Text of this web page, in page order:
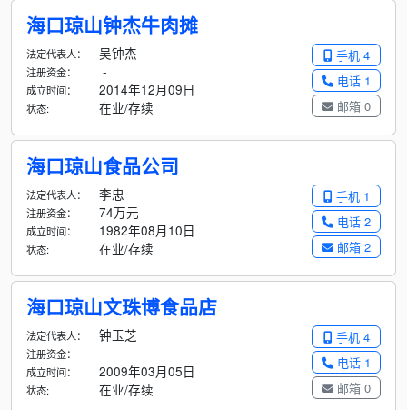
海口琼山钟杰牛肉摊
手机 4
电话 1
邮箱 0
法定代表人： 吴钟杰
注册资金： -
成立时间： 2014年12月09日
状态: 在业/存续
海口琼山食品公司
手机 1
电话 2
邮箱 2
法定代表人： 李忠
注册资金： 74万元
成立时间： 1982年08月10日
状态: 在业/存续
海口琼山文珠博食品店
手机 4
电话 1
邮箱 0
法定代表人： 钟玉芝
注册资金： -
成立时间： 2009年03月05日
状态: 在业/存续